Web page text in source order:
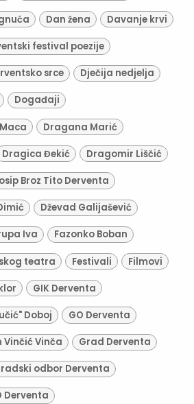
Dan žena Davanje krvi
festival poezije
srce Dječija nedjelja
Događaji
Dragana Marić
Dragica Đekić Dragomir Liščić
Broz Tito Derventa
Dževad Galijašević
Iva Fazonko Boban
teatra Festivali Filmovi
GIK Derventa
Doboj GO Derventa
Vinčić Vinča Grad Derventa
odbor Derventa
Derventa